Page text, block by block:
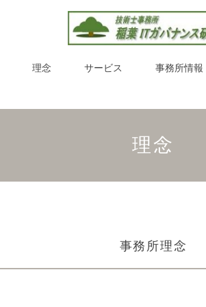
理念 サービス 事務所情報
理念
事務所理念